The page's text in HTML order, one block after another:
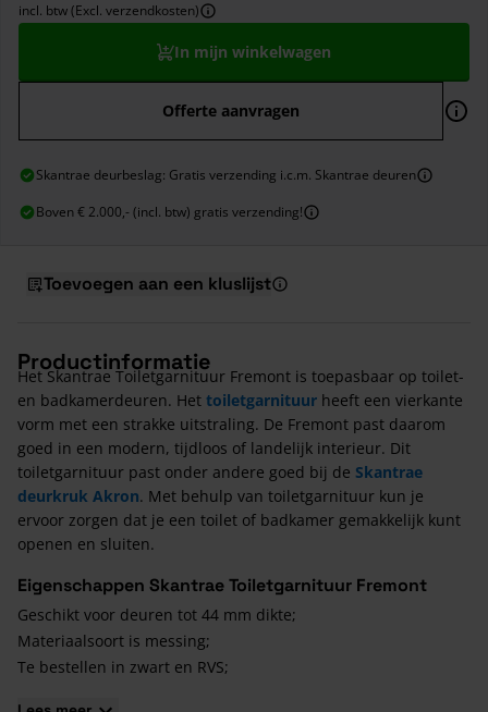
incl. btw (Excl. verzendkosten)
In mijn winkelwagen
Offerte aanvragen
Skantrae deurbeslag: Gratis verzending i.c.m. Skantrae deuren
Boven € 2.000,- (incl. btw) gratis verzending!
Toevoegen aan een kluslijst
Productinformatie
Het Skantrae Toiletgarnituur Fremont is toepasbaar op toilet-
en badkamerdeuren. Het toiletgarnituur heeft een vierkante
vorm met een strakke uitstraling. De Fremont past daarom
goed in een modern, tijdloos of landelijk interieur. Dit
toiletgarnituur past onder andere goed bij de Skantrae
deurkruk Akron. Met behulp van toiletgarnituur kun je
ervoor zorgen dat je een toilet of badkamer gemakkelijk kunt
openen en sluiten.
Eigenschappen Skantrae Toiletgarnituur Fremont
Geschikt voor deuren tot 44 mm dikte;
Materiaalsoort is messing;
Te bestellen in zwart en RVS;